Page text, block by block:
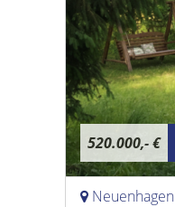
520.000,- €
Neuenhagen